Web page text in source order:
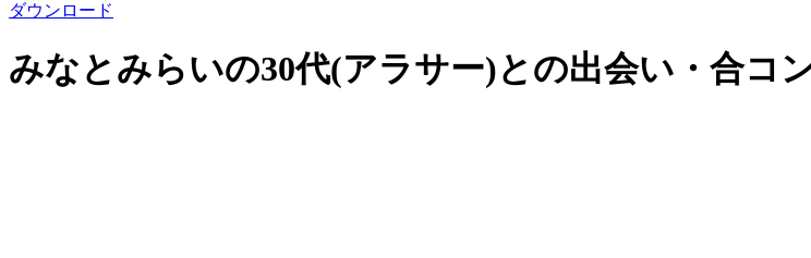
ダウンロード
みなとみらいの30代(アラサー)との出会い・合コ